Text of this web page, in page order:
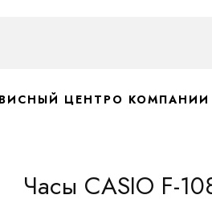
ЦЕНТРО КОМПАНИИ
Часы CASIO F-